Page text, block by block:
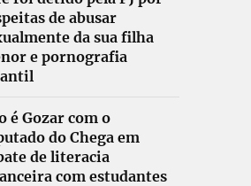
de abusar
da sua filha
e pornografia
é Gozar com o
do Chega em
de literacia
com estudantes